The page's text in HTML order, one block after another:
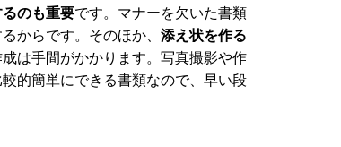
のも重要です。マナーを欠いた書類
からです。そのほか、 添え状を作る
は手間がかかります。写真撮影や作
的簡単にできる書類なので、早い段